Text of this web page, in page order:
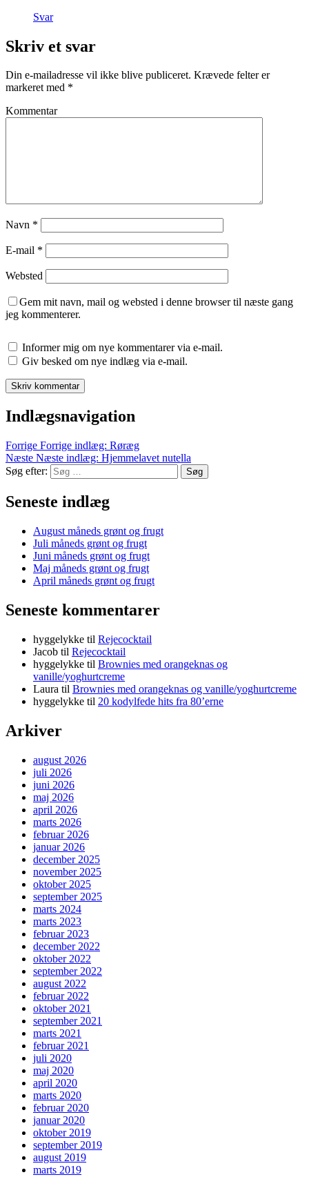
Svar
Skriv et svar
Din e-mailadresse vil ikke blive publiceret. Krævede felter er
markeret med *
Kommentar
Navn *
E-mail *
Websted
Gem mit navn, mail og websted i denne browser til næste gang
jeg kommenterer.
Informer mig om nye kommentarer via e-mail.
Giv besked om nye indlæg via e-mail.
Indlægsnavigation
Forrige Forrige indlæg: Røræg
Næste Næste indlæg: Hjemmelavet nutella
Søg efter:
Søg
Seneste indlæg
August måneds grønt og frugt
Juli måneds grønt og frugt
Juni måneds grønt og frugt
Maj måneds grønt og frugt
April måneds grønt og frugt
Seneste kommentarer
hyggelykke til Rejecocktail
Jacob til Rejecocktail
hyggelykke til Brownies med orangeknas og
vanille/yoghurtcreme
Laura til Brownies med orangeknas og vanille/yoghurtcreme
hyggelykke til 20 kodylfede hits fra 80’erne
Arkiver
august 2026
juli 2026
juni 2026
maj 2026
april 2026
marts 2026
februar 2026
januar 2026
december 2025
november 2025
oktober 2025
september 2025
marts 2024
marts 2023
februar 2023
december 2022
oktober 2022
september 2022
august 2022
februar 2022
oktober 2021
september 2021
marts 2021
februar 2021
juli 2020
maj 2020
april 2020
marts 2020
februar 2020
januar 2020
oktober 2019
september 2019
august 2019
marts 2019